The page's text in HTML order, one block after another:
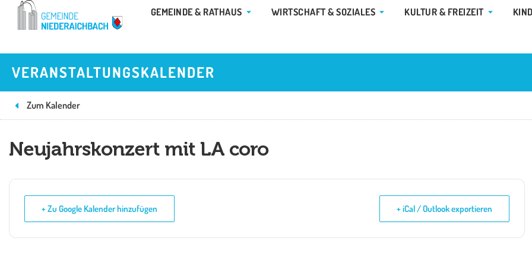
Zum
GEMEINDE & RATHAUS ÖFFNE GEMEINDE & RATHAUS
WIRTSCHAFT & SOZIALES ÖFFNE WIRTSCHAFT & SOZIALES
KULTUR & FREIZEIT ÖFFNE
VERANSTALTUNGSKALENDER
Zum Kalender
Neujahrskonzert mit LA coro
+ Zu Google Kalender hinzufügen + iCal / Outlook exportieren